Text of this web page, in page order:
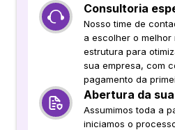
Consultoria
Nosso time de
a escolher o melhor
estrutura para
sua empresa, com
pagamento da
Abertura da
Assumimos toda a
iniciamos o